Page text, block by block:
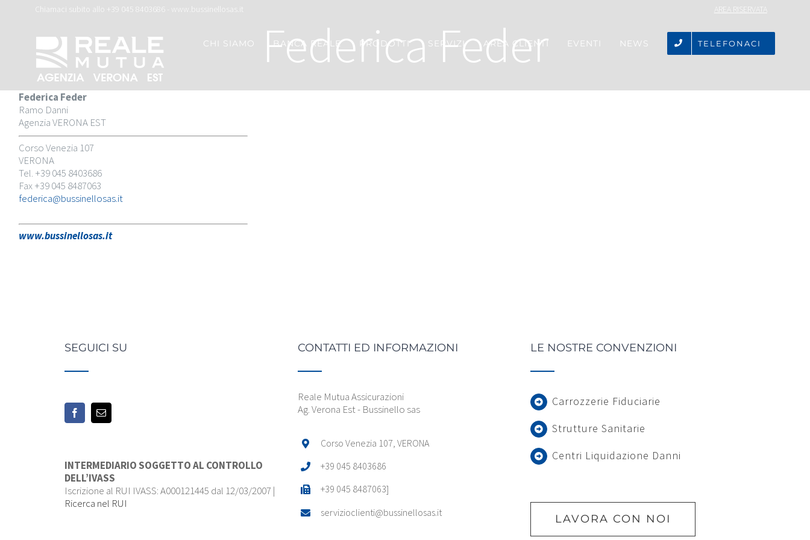
Chiamaci subito allo +39 045 8403686 - www.bussinellosas.it AREA RISERVATA
CHI SIAMO BANCA REALE PRODOTTI SERVIZI AREA CLIENTI EVENTI NEWS TELEFONACI
Federica Feder
Federica Feder
Ramo Danni
Agenzia VERONA EST
Corso Venezia 107
VERONA
Tel. +39 045 8403686
Fax +39 045 8487063
federica@bussinellosas.it
www.bussinellosas.it
SEGUICI SU
INTERMEDIARIO SOGGETTO AL CONTROLLO
DELL’IVASS
Iscrizione al RUI IVASS: A000121445 dal 12/03/2007 |
Ricerca nel RUI
CONTATTI ED INFORMAZIONI
Reale Mutua Assicurazioni
Ag. Verona Est - Bussinello sas
Corso Venezia 107, VERONA
+39 045 8403686
+39 045 8487063]
servizioclienti@bussinellosas.it
LE NOSTRE CONVENZIONI
Carrozzerie Fiduciarie
Strutture Sanitarie
Centri Liquidazione Danni
LAVORA CON NOI